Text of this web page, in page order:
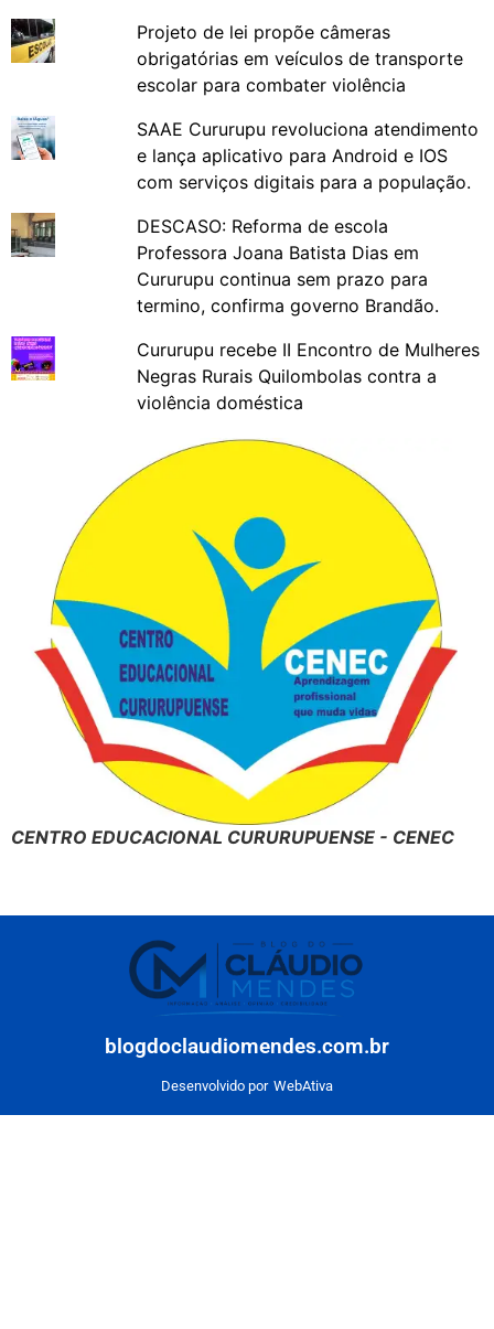
Projeto de lei propõe câmeras
obrigatórias em veículos de transporte
escolar para combater violência
SAAE Cururupu revoluciona atendimento
e lança aplicativo para Android e IOS
com serviços digitais para a população.
DESCASO: Reforma de escola
Professora Joana Batista Dias em
Cururupu continua sem prazo para
termino, confirma governo Brandão.
Cururupu recebe II Encontro de Mulheres
Negras Rurais Quilombolas contra a
violência doméstica
CENTRO EDUCACIONAL CURURUPUENSE - CENEC
blogdoclaudiomendes.com.br
Desenvolvido por WebAtiva